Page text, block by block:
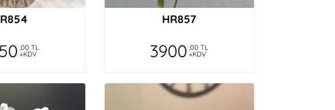
,00 TL
+KDV
HR857
3900 ,00 TL
+KDV